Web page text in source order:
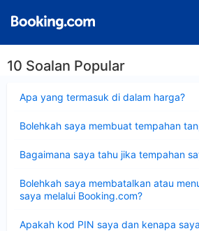
10 Soalan Popular
Apa yang termasuk di dalam harga?
Bolehkah saya membuat tempahan
Bagaimana saya tahu jika tempahan
Bolehkah saya membatalkan atau
saya melalui Booking.com?
Apakah kod PIN saya dan kenapa